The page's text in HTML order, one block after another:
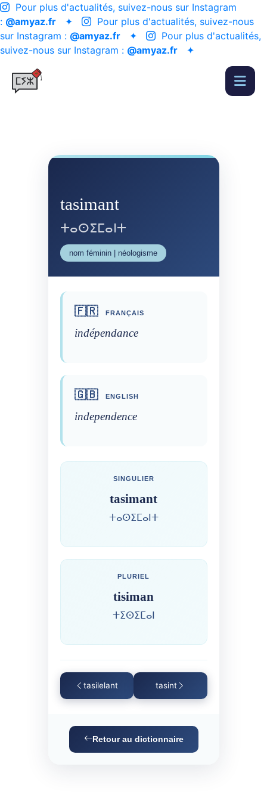
Pour plus d'actualités, suivez-nous sur Instagram
: @amyaz.fr ✦
Pour plus d'actualités, suivez-nous
sur Instagram : @amyaz.fr ✦
Pour plus d'actualités,
suivez-nous sur Instagram : @amyaz.fr ✦
tasimant
ⵜⴰⵙⵉⵎⴰⵏⵜ
nom féminin | néologisme
🇫🇷 FRANÇAIS
indépendance
🇬🇧 ENGLISH
independence
SINGULIER
tasimant
ⵜⴰⵙⵉⵎⴰⵏⵜ
PLURIEL
tisiman
ⵜⵉⵙⵉⵎⴰⵏ
tasilelant tasint
Retour au dictionnaire